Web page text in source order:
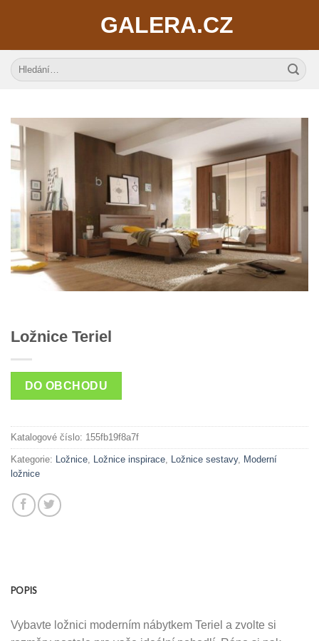
GALERA.CZ
Hledat:
Ložnice Teriel
DO OBCHODU
Katalogové číslo: 155fb19f8a7f
Kategorie: Ložnice Ložnice inspirace Ložnice sestavy, Moderní
ložnice
POPIS
Vybavte ložnici moderním nábytkem Teriel a zvolte si